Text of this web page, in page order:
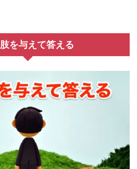
を与えて答える